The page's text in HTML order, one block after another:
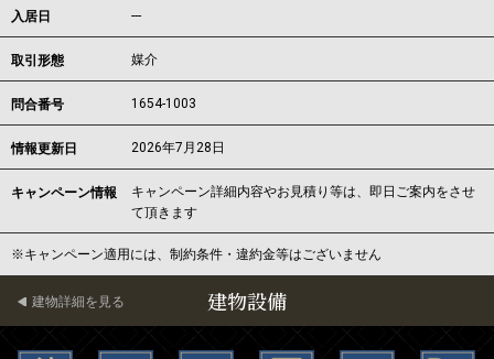
入居日 ---
取引形態 媒介
問合番号 1654-1003
情報更新日 2026年7月28日
キャンペーン情報
キャンペーン詳細内容やお見積り等は、即日ご案内をさせ
て頂きます
※キャンペーン適用には、制約条件・違約金等はございません
建物設備
建物詳細を見る